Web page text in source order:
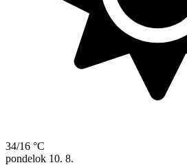
34/16 °C
pondelok 10. 8.